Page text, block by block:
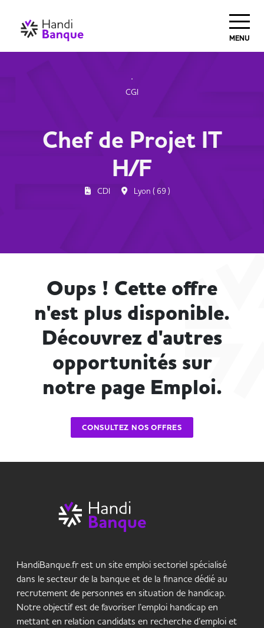
MENU
CGI
Chef de Projet IT
H/F
CDI Lyon ( 69 )
Oups ! Cette offre
n'est plus disponible.
Découvrez d'autres
opportunités sur
notre page Emploi.
CONSULTEZ NOS OFFRES
HandiBanque.fr est un site emploi sectoriel spécialisé
dans le secteur de la banque et de la finance dédié au
recrutement de personnes en situation de handicap.
Notre objectif est de favoriser l’emploi handicap en
mettant en relation candidats en recherche d’emploi et